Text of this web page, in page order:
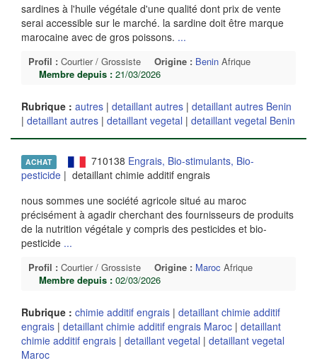
sardines à l'huile végétale d'une qualité dont prix de vente
serai accessible sur le marché. la sardine doit être marque
marocaine avec de gros poissons. ...
Profil : Courtier / Grossiste Origine : Benin Afrique
Membre depuis : 21/03/2026
Rubrique : autres | detaillant autres | detaillant autres Benin
| detaillant autres | detaillant vegetal | detaillant vegetal Benin
ACHAT 710138 Engrais, Bio-stimulants, Bio-
pesticide | detaillant chimie additif engrais
nous sommes une société agricole situé au maroc
précisément à agadir cherchant des fournisseurs de produits
de la nutrition végétale y compris des pesticides et bio-
pesticide ...
Profil : Courtier / Grossiste Origine : Maroc Afrique
Membre depuis : 02/03/2026
Rubrique : chimie additif engrais | detaillant chimie additif
engrais | detaillant chimie additif engrais Maroc | detaillant
chimie additif engrais | detaillant vegetal | detaillant vegetal
Maroc